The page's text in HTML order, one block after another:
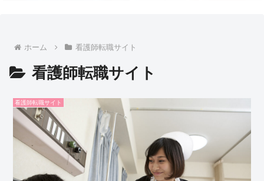
ホーム 看護師転職サイト
看護師転職サイト
看護師転職サイト